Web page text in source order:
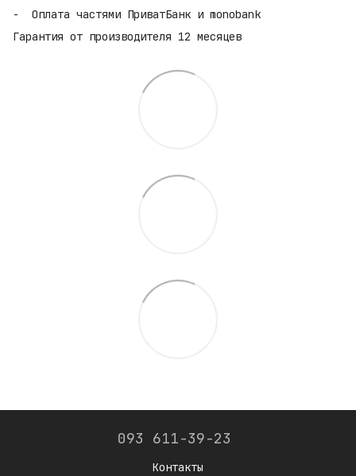
Оплата частями ПриватБанк и monobank
Гарантия от производителя 12 месяцев
093 611-39-23
Контакты